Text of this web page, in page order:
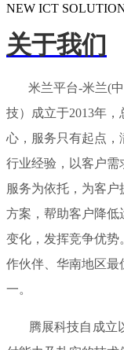
NEW ICT
关于我们
米兰平台-米兰(中
技）成立于2013年
心，服务只有起点，
行业经验，以客户需
服务为依托，为客
方案，帮助客户降低
变化，发挥竞争优势
作伙伴、华南地区最
一。
腾展科技自成立以